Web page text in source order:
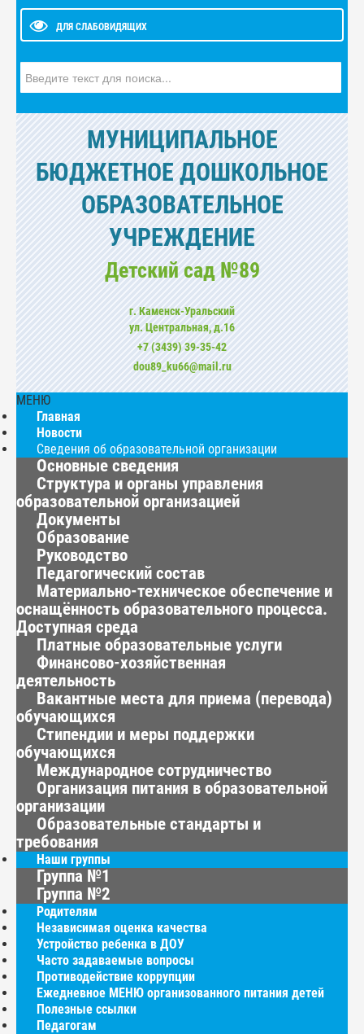
ДЛЯ СЛАБОВИДЯЩИХ
МУНИЦИПАЛЬНОЕ
БЮДЖЕТНОЕ ДОШКОЛЬНОЕ
ОБРАЗОВАТЕЛЬНОЕ
УЧРЕЖДЕНИЕ
Детский сад №89
г. Каменск-Уральский
ул. Центральная, д.16
+7 (3439) 39-35-42
dou89_ku66@mail.ru
МЕНЮ
Главная
Новости
Сведения об образовательной организации
Основные сведения
Структура и органы управления
образовательной организацией
Документы
Образование
Руководство
Педагогический состав
Материально-техническое обеспечение и
оснащённость образовательного процесса.
Доступная среда
Платные образовательные услуги
Финансово-хозяйственная
деятельность
Вакантные места для приема (перевода)
обучающихся
Стипендии и меры поддержки
обучающихся
Международное сотрудничество
Организация питания в образовательной
организации
Образовательные стандарты и
требования
Наши группы
Группа №1
Группа №2
Родителям
Независимая оценка качества
Устройство ребенка в ДОУ
Часто задаваемые вопросы
Противодействие коррупции
Ежедневное МЕНЮ организованного питания детей
Полезные ссылки
Педагогам